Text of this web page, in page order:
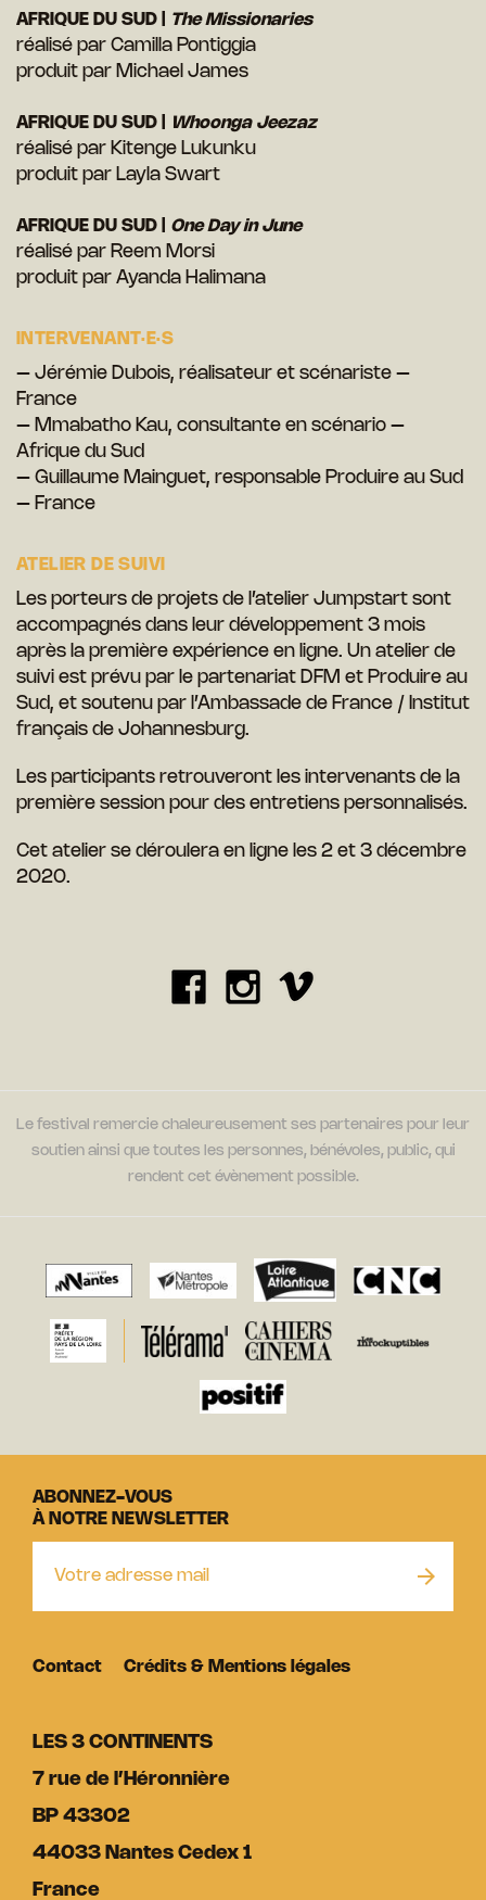
AFRIQUE DU SUD | The Missionaries
réalisé par Camilla Pontiggia
produit par Michael James
AFRIQUE DU SUD | Whoonga Jeezaz
réalisé par Kitenge Lukunku
produit par Layla Swart
AFRIQUE DU SUD | One Day in June
réalisé par Reem Morsi
produit par Ayanda Halimana
INTERVENANT·E·S
– Jérémie Dubois, réalisateur et scénariste –
France
– Mmabatho Kau, consultante en scénario –
Afrique du Sud
– Guillaume Mainguet, responsable Produire au Sud
– France
ATELIER DE SUIVI
Les porteurs de projets de l’atelier Jumpstart sont
accompagnés dans leur développement 3 mois
après la première expérience en ligne. Un atelier de
suivi est prévu par le partenariat DFM et Produire au
Sud, et soutenu par l’Ambassade de France / Institut
français de Johannesburg.
Les participants retrouveront les intervenants de la
première session pour des entretiens personnalisés.
Cet atelier se déroulera en ligne les 2 et 3 décembre
2020.
Le festival remercie chaleureusement ses partenaires pour leur
soutien ainsi que toutes les personnes, bénévoles, public, qui
rendent cet évènement possible.
LES 3 CONTINENTS
7 rue de l’Héronnière
BP 43302
44033 Nantes Cedex 1
France
ABONNEZ-VOUS
À NOTRE NEWSLETTER
Contact Crédits & Mentions légales